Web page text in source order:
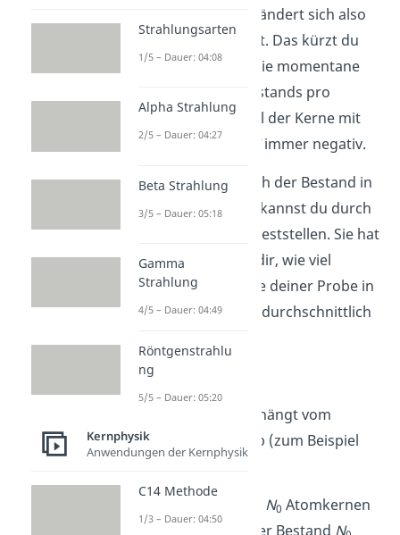
Wenn Kerne zerfallen, ändert sich also
ihr Bestand mit der Zeit. Das kürzt du
auch alsṄab. Das ist die momentane
Änderungsrate des Bestands pro
Sekunde. Da die Anzahl der Kerne mit
der Zeit abnimmt, ist
Ṅimmer negativ.
Um wie viel Prozent sich der Bestand in
einer Sekunde ändert, kannst du durch
die
feststellen. Sie hat
das Kürzelλ
und sagt dir, wie viel
Prozent der Atomkerne deiner Probe in
der nächsten Sekunde durchschnittlich
und hängt vom
betrachteten „Stoff“ ab (zum Beispiel
N0 Atomkernen
(= Anfangsbestand). Der Bestand N
Strahlungsarten
1/5 – Dauer: 04:08
Alpha Strahlung
2/5 – Dauer: 04:27
Beta Strahlung
3/5 – Dauer: 05:18
Gamma
Strahlung
4/5 – Dauer: 04:49
Röntgenstrahlu
ng
5/5 – Dauer: 05:20
Kernphysik
Anwendungen der Kernphysik
C14 Methode
1/3 – Dauer: 04:50